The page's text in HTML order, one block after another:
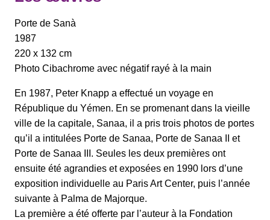
Porte de Sanà
1987
220 x 132 cm
Photo Cibachrome avec négatif rayé à la main
En 1987, Peter Knapp a effectué un voyage en
République du Yémen. En se promenant dans la vieille
ville de la capitale, Sanaa, il a pris trois photos de portes
qu’il a intitulées Porte de Sanaa, Porte de Sanaa II et
Porte de Sanaa III. Seules les deux premières ont
ensuite été agrandies et exposées en 1990 lors d’une
exposition individuelle au Paris Art Center, puis l’année
suivante à Palma de Majorque.
La première a été offerte par l’auteur à la Fondation